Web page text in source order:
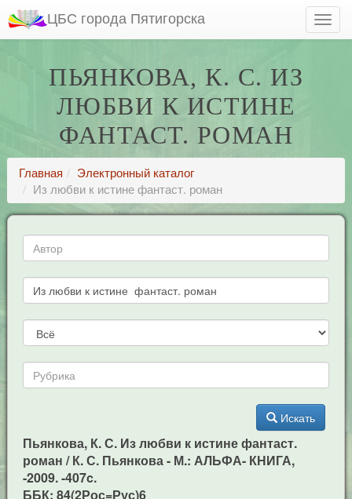
ЦБС города Пятигорска
ПЬЯНКОВА, К. С. ИЗ
ЛЮБВИ К ИСТИНЕ
ФАНТАСТ. РОМАН
Главная
Электронный каталог
Из любви к истине фантаст. роман
Искать
Пьянкова, К. С. Из любви к истине фантаст.
роман / К. С. Пьянкова - М.: АЛЬФА- КНИГА,
-2009. -407c.
ББК: 84(2Рос=Рус)6